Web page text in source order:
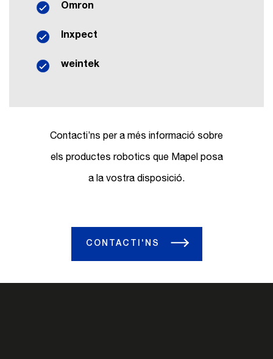
Omron
Inxpect
weintek
Contacti’ns per a més informació sobre
els productes robotics que Mapel posa
a la vostra disposició.
CONTACTI'NS